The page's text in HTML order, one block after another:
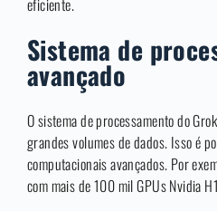
eficiente.
Sistema de
avançado
O sistema de processamento do
grandes volumes de dados. Isso é
computacionais avançados. Por
com mais de 100 mil GPUs Nvidia